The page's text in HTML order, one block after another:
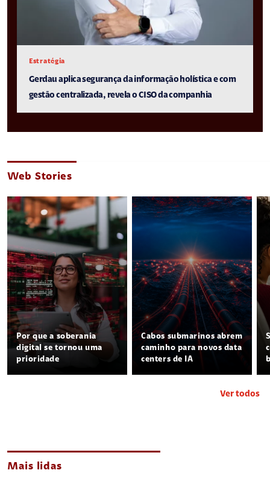
Estratégia
Gerdau aplica segurança da informação holística e com
gestão centralizada, revela o CISO da companhia
Web Stories
Por que a soberania
digital se tornou uma
prioridade
Cabos submarinos abrem
caminho para novos data
centers de IA
Ver todos
Mais lidas